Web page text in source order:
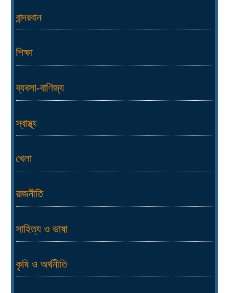
বান্দরবান
শিক্ষা
ব্যবসা-বাণিজ্য
স্বাস্থ্য
খেলা
রাজনীতি
সাহিত্য ও ভাষা
কৃষি ও অর্থনীতি